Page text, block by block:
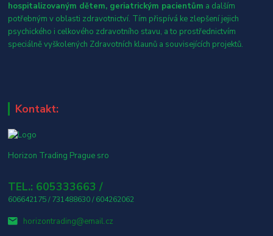
hospitalizovaným dětem, geriatrickým pacientům a dalším
potřebným v oblasti zdravotnictví. Tím přispívá ke zlepšení jejich
psychického i celkového zdravotního stavu, a to prostřednictvím
speciálně vyškolených Zdravotních klaunů a souvisejících projektů.
Kontakt:
Horizon Trading Prague sro
TEL.: 605333663 /
606642175 / 731488630 / 604262062
horizontrading@email.cz